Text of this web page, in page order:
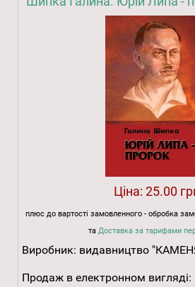
Ціна: 25.00
плюс до вартості замовленного - обробка
та Доставка за тарифами
Виробник: видавництво
Продаж в електронном вигляді: